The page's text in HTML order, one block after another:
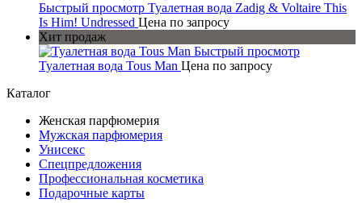
Быстрый просмотр Туалетная вода Zadig & Voltaire This
Is Him! Undressed Цена по запросу
Хит продаж
Быстрый просмотр
Туалетная вода Tous Man Цена по запросу
Каталог
Женская парфюмерия
Мужская парфюмерия
Унисекс
Спецпредложения
Профессиональная косметика
Подарочные карты